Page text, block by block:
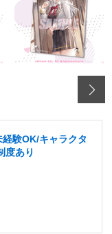
験OK/キャラクタ
度あり